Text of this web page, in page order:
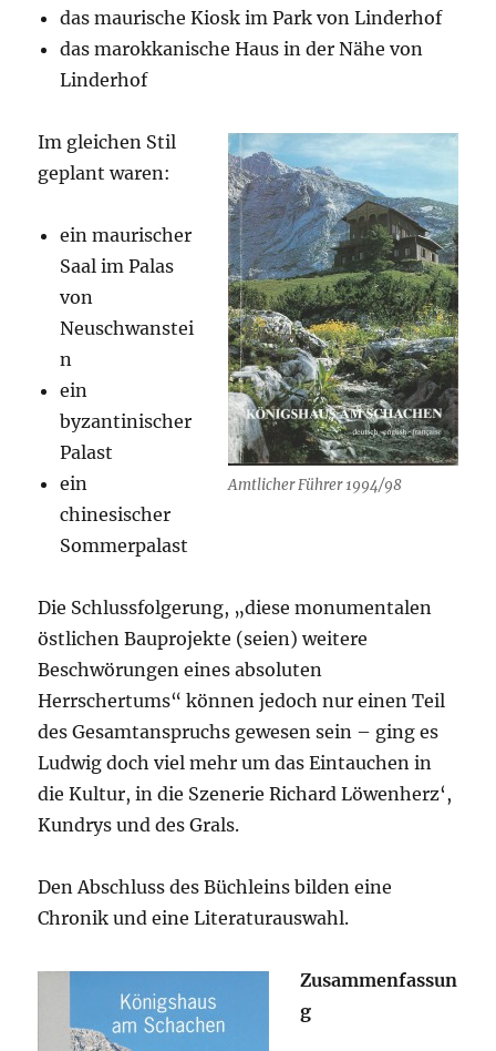
das maurische Kiosk im Park von Linderhof
das marokkanische Haus in der Nähe von
Linderhof
Amtlicher Führer 1994/98
Im gleichen Stil
geplant waren:
ein maurischer
Saal im Palas
von
Neuschwanstei
n
ein
byzantinischer
Palast
ein
chinesischer
Sommerpalast
Die Schlussfolgerung, „diese monumentalen
östlichen Bauprojekte (seien) weitere
Beschwörungen eines absoluten
Herrschertums“ können jedoch nur einen Teil
des Gesamtanspruchs gewesen sein – ging es
Ludwig doch viel mehr um das Eintauchen in
die Kultur, in die Szenerie Richard Löwenherz‘,
Kundrys und des Grals.
Den Abschluss des Büchleins bilden eine
Chronik und eine Literaturauswahl.
Zusammenfassun
g